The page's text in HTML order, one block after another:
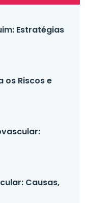
Estratégias
os Riscos e
Causas,